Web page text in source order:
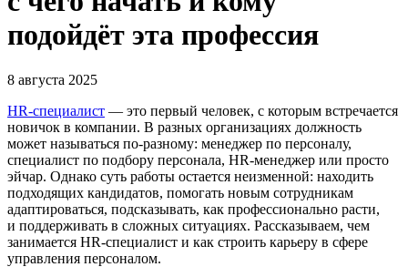
подойдёт эта профессия
8 августа 2025
HR-специалист — это первый человек, с которым встречается
новичок в компании. В разных организациях должность
может называться по-разному: менеджер по персоналу,
специалист по подбору персонала, HR-менеджер или просто
эйчар. Однако суть работы остается неизменной: находить
подходящих кандидатов, помогать новым сотрудникам
адаптироваться, подсказывать, как профессионально расти,
и поддерживать в сложных ситуациях. Рассказываем, чем
занимается HR-специалист и как строить карьеру в сфере
управления персоналом.